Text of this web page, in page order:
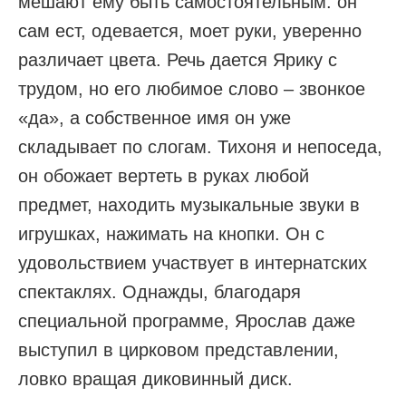
сам ест, одевается, моет руки, уверенно
различает цвета. Речь дается Ярику с
трудом, но его любимое слово – звонкое
«да», а собственное имя он уже
складывает по слогам. Тихоня и непоседа,
он обожает вертеть в руках любой
предмет, находить музыкальные звуки в
игрушках, нажимать на кнопки. Он с
удовольствием участвует в интернатских
спектаклях. Однажды, благодаря
специальной программе, Ярослав даже
выступил в цирковом представлении,
ловко вращая диковинный диск.